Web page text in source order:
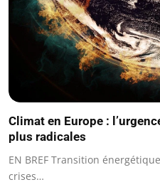
Climat en Europe :
plus radicales
EN BREF Transition
crises…